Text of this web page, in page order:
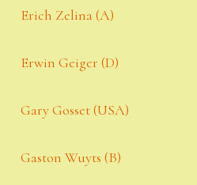
Erich Zelina (A)
Erwin Geiger (D)
Gary Gosset (USA)
Gaston Wuyts (B)